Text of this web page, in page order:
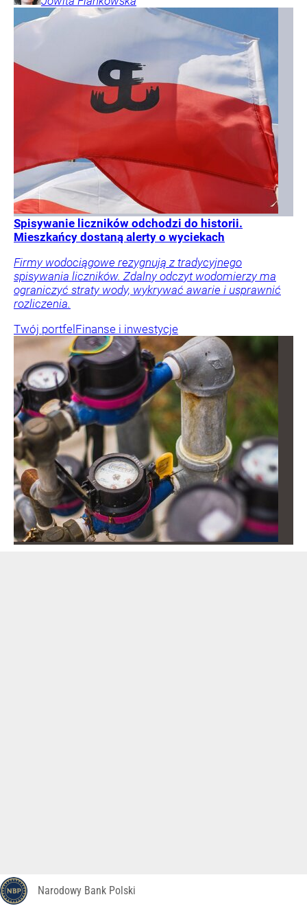
Spisywanie liczników odchodzi do historii.
Mieszkańcy dostaną alerty o wyciekach
Firmy wodociągowe rezygnują z tradycyjnego
spisywania liczników. Zdalny odczyt wodomierzy ma
ograniczyć straty wody, wykrywać awarie i usprawnić
rozliczenia.
Twój portfel Finanse i inwestycje
Narodowy Bank Polski